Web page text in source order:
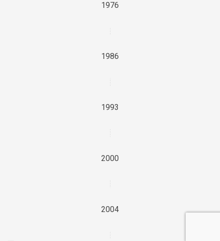
1976
1986
1993
2000
2004